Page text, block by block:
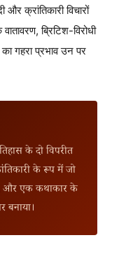
क्रांतिकारी विचारों
ब्रिटिश-विरोधी
गहरा प्रभाव उन पर
के दो विपरीत
के रूप में जो
और एक कथाकार के